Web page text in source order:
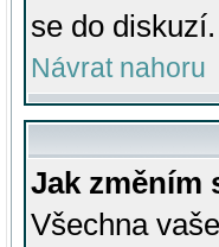
se do diskuzí.
Návrat nahoru
Jak změním
Všechna